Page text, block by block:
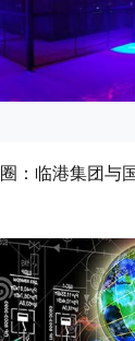
：临港集团与